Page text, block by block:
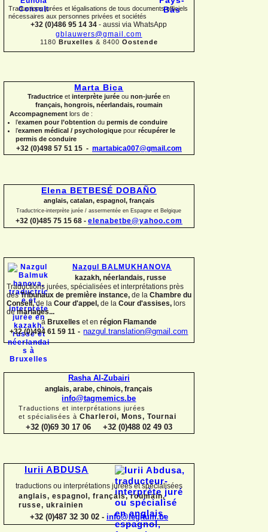
Traductions jurées et légalisations de tous documents officiels
nécessaires aux personnes privées et sociétés
+32 (0)486 95 14 34 - aussi via WhatsApp
gblauwers@gmail.com
1180 Bruxelles & 8400 Oostende
Marta Bica
Traductriceet interprète jurée ounon-juréeen
français, hongrois, néerlandais, roumain
Accompagnement lors de :
l’examen pour l’obtention du permis de conduire
l’examen médical / psychologique pour récupérer le
permis de conduire
+32 (0)498 57 51 15 - martabica007@gmail.com
Elena BETBESÉ DOBAÑO
anglais, catalan, espagnol, français
Traductrice-interprète jurée / assermentée en Espagne et Belgique
+32 (0)485 75 15 68 - elenabetbe@yahoo.com
Nazgul BALMUKHANOVA
kazakh, néerlandais, russe
Traductions jurées, spécialisées et interprétations près
desTribunaux de première instance, de la Chambre du
Conseil,de la Cour d'appel, de la Cour d'assises, lors
demariages...
à Bruxelles et en région Flamande
+32 (0)494 61 59 11 - nazgul.translation@gmail.com
Rasha Al-Zubairi
anglais, arabe, chinois, français
info@tagmemics.be
Traductions et interprétations jurées
et spécialisées à Charleroi, Mons, Tournai
+32 (0)69 30 17 06 +32 (0)488 02 49 03
Iurii ABDUSA
traductions ou interprétations jurées et spécialisées
anglais, espagnol, français, roumain,
russe, ukrainien
+32 (0)487 32 30 02 - info@legitum.be